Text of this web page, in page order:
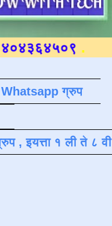
.
Whatsapp ग्रुप
, इयत्ता १ ली ते ८ वी